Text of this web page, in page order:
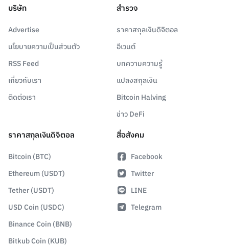
บริษัท
Advertise
นโยบายความเป็นส่วนตัว
RSS Feed
เกี่ยวกับเรา
ติดต่อเรา
สำรวจ
ราคาสกุลเงินดิจิตอล
อีเวนต์
บทความความรู้
แปลงสกุลเงิน
Bitcoin Halving
ข่าว DeFi
ราคาสกุลเงินดิจิตอล
Bitcoin (BTC)
Ethereum (USDT)
Tether (USDT)
USD Coin (USDC)
Binance Coin (BNB)
Bitkub Coin (KUB)
สื่อสังคม
Facebook
Twitter
LINE
Telegram